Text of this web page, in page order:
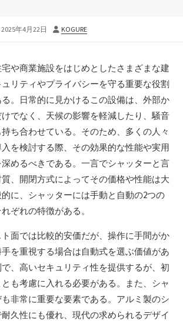
最
新
日
2025年4月22日
投
KOGURE
や商業施設をはじめとしたさまざまな建
リティやプライバシーを守る重要な役割
。
日常的に見かけるこの設備は、外部か
でなく、天候の影響を軽減したり、騒音
ち合わせている。そのため、多くの人々
を検討する際、その効果的な性能や実用
めるべきである。一言でシャッターと言
、開閉方式によってその価格や性能は大
に、シャッターには手動と自動の2つの
ぞれの特徴がある。
面では比較的安価だが、操作に手間がか
を重視する場合は自動式を選ぶ価値があ
、高いセキュリティ性を提供するが、初
も考慮に入れる必要がある。また、シャ
非常に重要な要素である。アルミ製のシ
久性にも優れ、現代の求められるデザイ